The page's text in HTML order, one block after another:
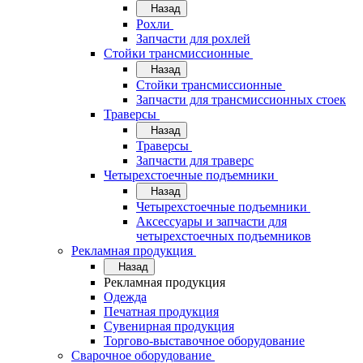
Назад
Рохли
Запчасти для рохлей
Стойки трансмиссионные
Назад
Стойки трансмиссионные
Запчасти для трансмиссионных стоек
Траверсы
Назад
Траверсы
Запчасти для траверс
Четырехстоечные подъемники
Назад
Четырехстоечные подъемники
Аксессуары и запчасти для
четырехстоечных подъемников
Рекламная продукция
Назад
Рекламная продукция
Одежда
Печатная продукция
Сувенирная продукция
Торгово-выставочное оборудование
Сварочное оборудование